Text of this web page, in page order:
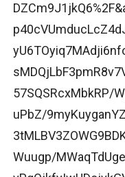
57SQSRcxMbkRP/
uPbZ/
Wuugp/